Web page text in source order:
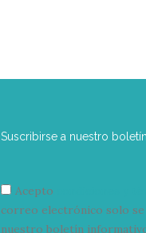
Suscribirse a nuestro
Acepto
correo electrónico solo
nuestro boletín